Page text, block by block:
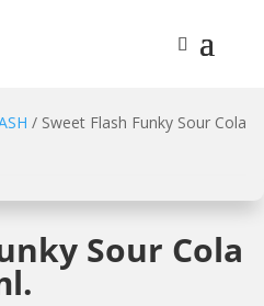
/ Sweet Flash Funky Sour Cola
Sour Cola